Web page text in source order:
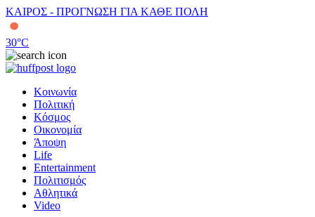
ΚΑΙΡΟΣ - ΠΡΟΓΝΩΣΗ ΓΙΑ ΚΑΘΕ ΠΟΛΗ
30°C
Κοινωνία
Πολιτική
Κόσμος
Οικονομία
Άποψη
Life
Entertainment
Πολιτισμός
Αθλητικά
Video